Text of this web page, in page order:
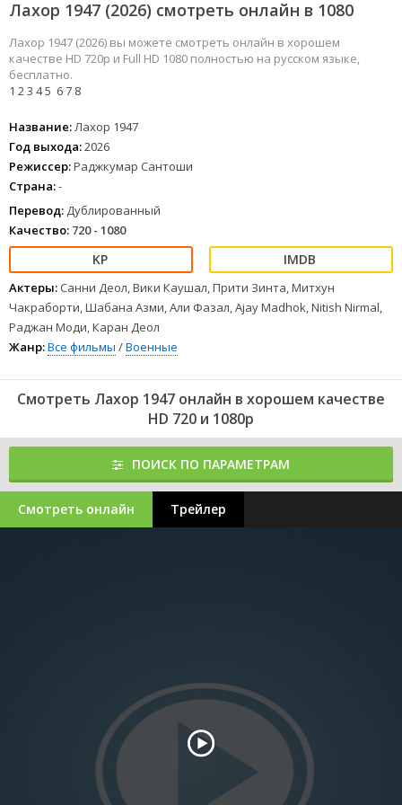
Лахор 1947 (2026) смотреть онлайн в 1080
Лахор 1947 (2026) вы можете смотреть онлайн в хорошем
качестве HD 720p и Full HD 1080 полностью на русском языке,
бесплатно.
1 23 45 67 8
Название:Лахор 1947
Год выхода:2026
Режиссер:Раджкумар Сантоши
Страна:-
Перевод: Дублированный
Качество: 720 - 1080
Актеры: Санни Деол, Вики Каушал, Прити Зинта, Митхун
Чакраборти, Шабана Азми, Али Фазал, Ajay Madhok, Nitish Nirmal,
Раджан Моди, Каран Деол
Жанр:Все фильмы /Военные
Смотреть Лахор 1947 онлайн в хорошем качестве
HD 720 и 1080p
ПОИСК ПО ПАРАМЕТРАМ
Смотреть онлайн Трейлер